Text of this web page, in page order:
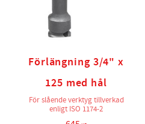
Förlängning 3/4" x
125 med hål
För slående verktyg tillverkad
enligt ISO 1174-2